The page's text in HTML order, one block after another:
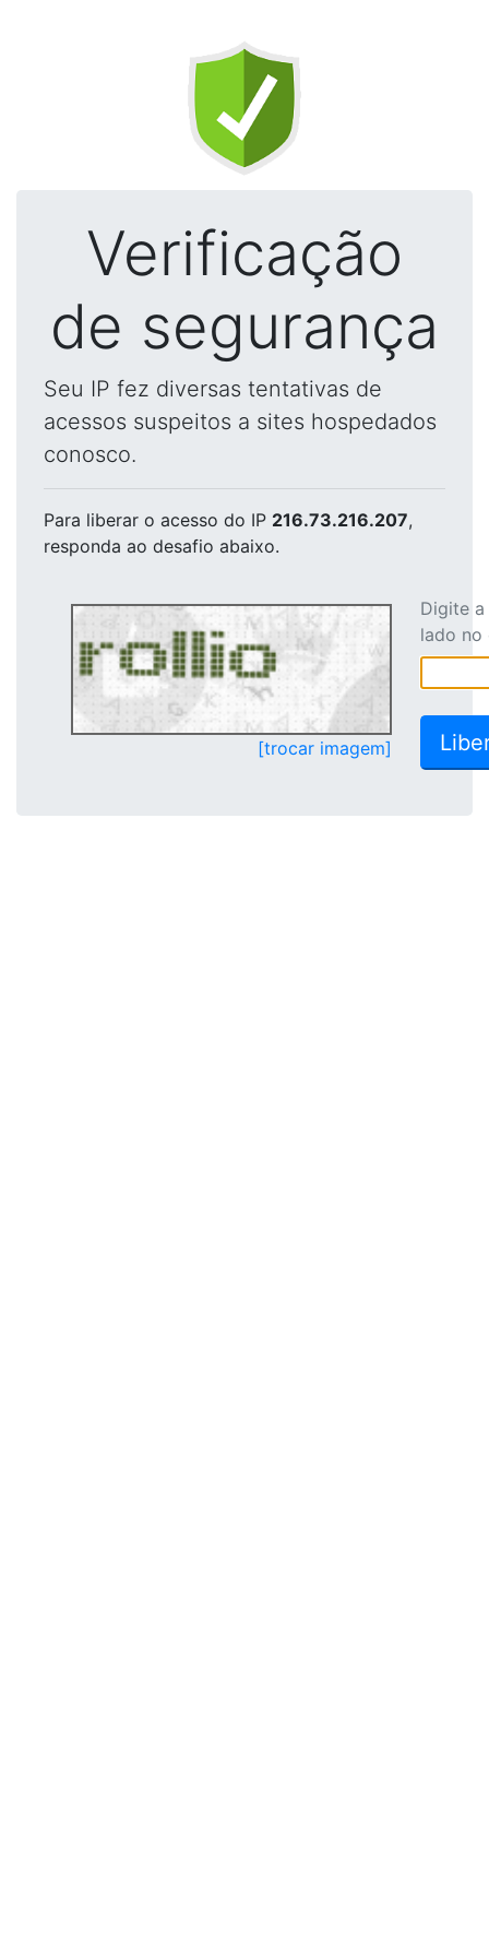
Verificação
de segurança
Seu IP fez diversas tentativas de
acessos suspeitos a sites hospedados
conosco.
Para liberar o acesso do IP 216.73.216.207,
responda ao desafio abaixo.
[trocar imagem]
Digite
lado no